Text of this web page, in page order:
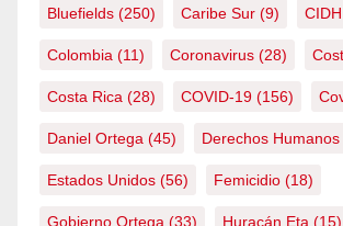
Bluefields (250) Caribe Sur (9) CIDH
Colombia (11) Coronavirus (28)
Costa Rica (28) COVID-19 (156)
Daniel Ortega (45) Derechos Humanos
Estados Unidos (56) Femicidio (18)
Gobierno Ortega (33) Huracán Eta (15)